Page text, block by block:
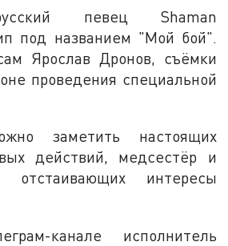
певец Shaman
под названием "Мой бой".
Ярослав Дронов, съёмки
проведения специальной
заметить настоящих
действий, медсестёр и
отстаивающих интересы
канале исполнитель